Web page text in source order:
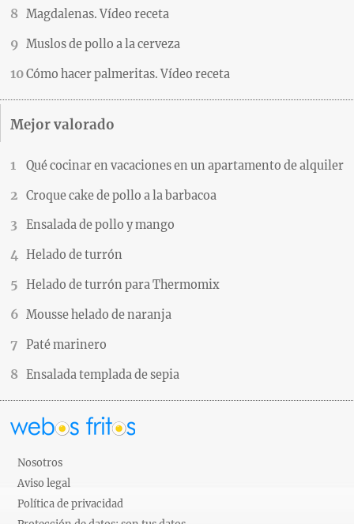
Magdalenas. Vídeo receta
Muslos de pollo a la cerveza
Cómo hacer palmeritas. Vídeo receta
Mejor valorado
Qué cocinar en vacaciones en un apartamento de alquiler
Croque cake de pollo a la barbacoa
Ensalada de pollo y mango
Helado de turrón
Helado de turrón para Thermomix
Mousse helado de naranja
Paté marinero
Ensalada templada de sepia
Nosotros
Aviso legal
Política de privacidad